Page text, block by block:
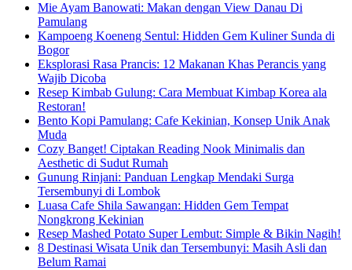
Mie Ayam Banowati: Makan dengan View Danau Di
Pamulang
Kampoeng Koeneng Sentul: Hidden Gem Kuliner Sunda di
Bogor
Eksplorasi Rasa Prancis: 12 Makanan Khas Perancis yang
Wajib Dicoba
Resep Kimbab Gulung: Cara Membuat Kimbap Korea ala
Restoran!
Bento Kopi Pamulang: Cafe Kekinian, Konsep Unik Anak
Muda
Cozy Banget! Ciptakan Reading Nook Minimalis dan
Aesthetic di Sudut Rumah
Gunung Rinjani: Panduan Lengkap Mendaki Surga
Tersembunyi di Lombok
Luasa Cafe Shila Sawangan: Hidden Gem Tempat
Nongkrong Kekinian
Resep Mashed Potato Super Lembut: Simple & Bikin Nagih!
8 Destinasi Wisata Unik dan Tersembunyi: Masih Asli dan
Belum Ramai